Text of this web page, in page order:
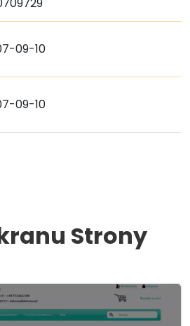
09-10
09-10
Strony